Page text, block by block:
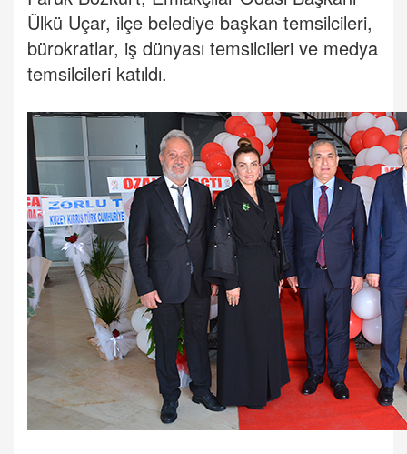
Ülkü Uçar, ilçe belediye başkan temsilcileri,
bürokratlar, iş dünyası temsilcileri ve medya
temsilcileri katıldı.